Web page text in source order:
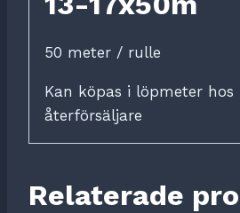
50 meter / rulle
Kan köpas i löpmeter hos
återförsäljare
Relaterade